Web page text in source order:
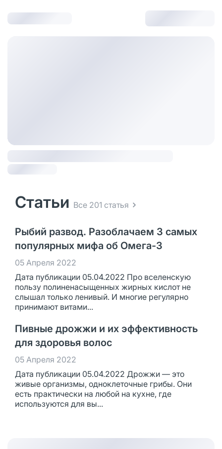
Статьи Все 201 статья
Рыбий развод. Разоблачаем 3 самых
популярных мифа об Омега-3
05 Апреля 2022
Дата публикации 05.04.2022 Про вселенскую
пользу полиненасыщенных жирных кислот не
слышал только ленивый. И многие регулярно
принимают витами...
Пивные дрожжи и их эффективность
для здоровья волос
05 Апреля 2022
Дата публикации 05.04.2022 Дрожжи — это
живые организмы, одноклеточные грибы. Они
есть практически на любой на кухне, где
используются для вы...